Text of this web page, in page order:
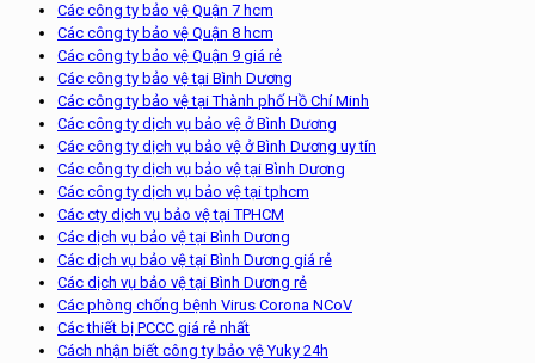
Các công ty bảo vệ Quận 7 hcm
Các công ty bảo vệ Quận 8 hcm
Các công ty bảo vệ Quận 9 giá rẻ
Các công ty bảo vệ tại Bình Dương
Các công ty bảo vệ tại Thành phố Hồ Chí Minh
Các công ty dịch vụ bảo vệ ở Bình Dương
Các công ty dịch vụ bảo vệ ở Bình Dương uy tín
Các công ty dịch vụ bảo vệ tại Bình Dương
Các công ty dịch vụ bảo vệ tại tphcm
Các cty dịch vụ bảo vệ tại TPHCM
Các dịch vụ bảo vệ tại Bình Dương
Các dịch vụ bảo vệ tại Bình Dương giá rẻ
Các dịch vụ bảo vệ tại Bình Dương rẻ
Các phòng chống bệnh Virus Corona NCoV
Các thiết bị PCCC giá rẻ nhất
Cách nhận biết công ty bảo vệ Yuky 24h